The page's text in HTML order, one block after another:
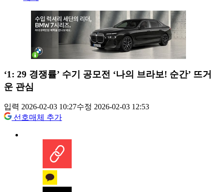
‘1: 29 경쟁률’ 수기 공모전 ‘나의 브라보! 순간’ 뜨거
운 관심
입력 2026-02-03 10:27수정 2026-02-03 12:53
선호매체 추가